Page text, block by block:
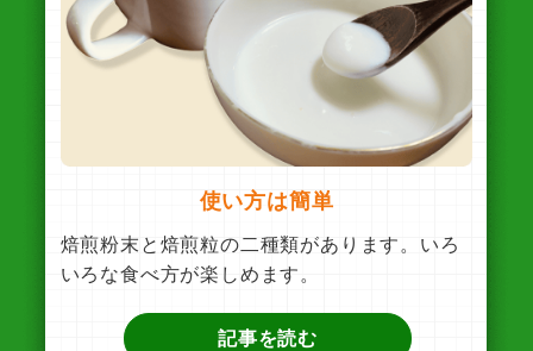
使い方は簡単
焙煎粉末と焙煎粒の二種類があります。いろ
いろな食べ方が楽しめます。
記事を読む